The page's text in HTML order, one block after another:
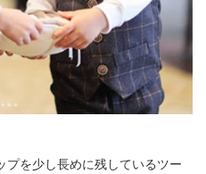
プを少し長めに残しているツー